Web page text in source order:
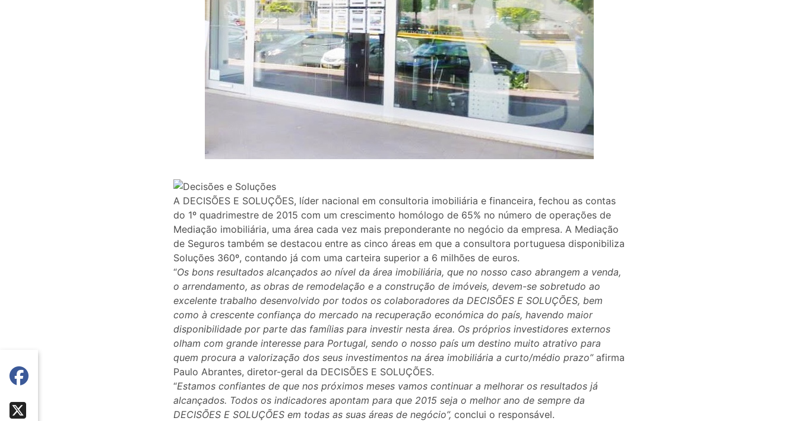
A DECISÕES E SOLUÇÕES, líder nacional em consultoria imobiliária e financeira, fechou as contas
do 1º quadrimestre de 2015 com um crescimento homólogo de 65% no número de operações de
Mediação imobiliária, uma área cada vez mais preponderante no negócio da empresa. A Mediação
de Seguros também se destacou entre as cinco áreas em que a consultora portuguesa disponibiliza
Soluções 360º, contando já com uma carteira superior a 6 milhões de euros.
“Os bons resultados alcançados ao nível da área imobiliária, que no nosso caso abrangem a venda,
o arrendamento, as obras de remodelação e a construção de imóveis, devem-se sobretudo ao
excelente trabalho desenvolvido por todos os colaboradores da DECISÕES E SOLUÇÕES, bem
como à crescente confiança do mercado na recuperação económica do país, havendo maior
disponibilidade por parte das famílias para investir nesta área. Os próprios investidores externos
olham com grande interesse para Portugal, sendo o nosso país um destino muito atrativo para
quem procura a valorização dos seus investimentos na área imobiliária a curto/médio prazo”afirma
Paulo Abrantes, diretor-geral da DECISÕES E SOLUÇÕES.
“Estamos confiantes de que nos próximos meses vamos continuar a melhorar os resultados já
alcançados. Todos os indicadores apontam para que 2015 seja o melhor ano de sempre da
DECISÕES E SOLUÇÕES em todas as suas áreas de negócio”, conclui o responsável.